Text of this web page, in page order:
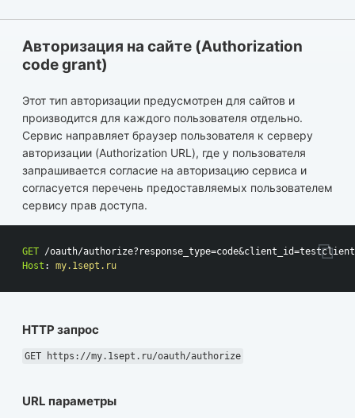
Авторизация на сайте (Authorization
code grant)
Этот тип авторизации предусмотрен для сайтов и
производится для каждого пользователя отдельно.
Сервис направляет браузер пользователя к серверу
авторизации (Authorization URL), где у пользователя
запрашивается согласие на авторизацию сервиса и
согласуется перечень предоставляемых пользователем
сервису прав доступа.
GET /oauth/
Host : my.1sept.ru
HTTP запрос
GET https://my.1sept.ru/oauth/authorize
URL параметры